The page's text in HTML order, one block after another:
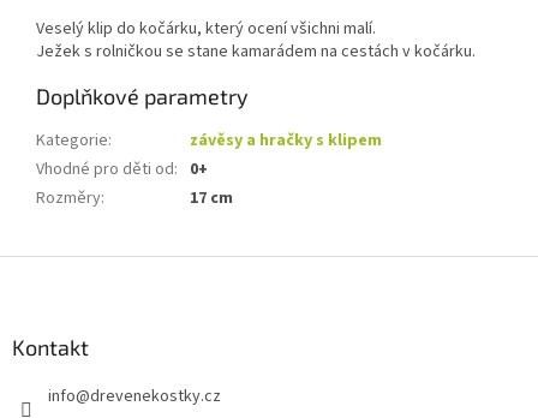
Veselý klip do kočárku, který ocení všichni malí.
Ježek s rolničkou se stane kamarádem na cestách v kočárku.
Doplňkové parametry
Kategorie:
závěsy a hračky s klipem
Vhodné pro děti od: 0+
Rozměry: 17 cm
Kontakt
info@drevenekostky.cz